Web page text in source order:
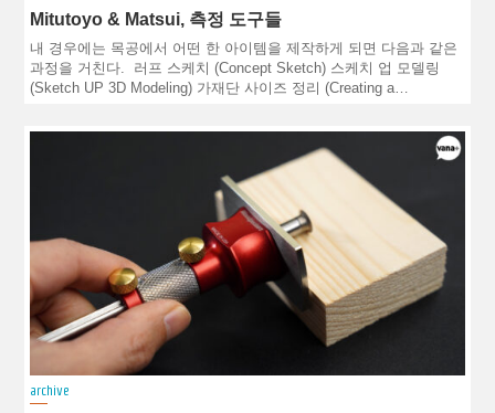
Mitutoyo & Matsui, 측정 도구들
내 경우에는 목공에서 어떤 한 아이템을 제작하게 되면 다음과 같은
과정을 거친다. 러프 스케치 (Concept Sketch) 스케치 업 모델링
(Sketch UP 3D Modeling) 가재단 사이즈 정리 (Creating a…
archive